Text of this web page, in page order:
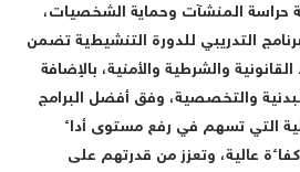
المنشآت وحماية الشخصيات،
التدريبي للدورة التنشيطية تضمن
والشرطية والأمنية، بالإضافة
والتخصصية، وفق أفضل البرامج
التي تسهم في رفع مستوى أداء
عالية، وتعزز من قدرتهم على